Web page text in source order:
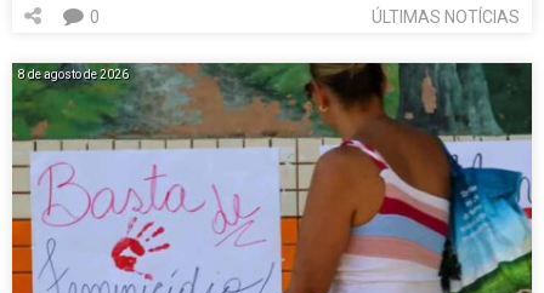
ÚLTIMAS NOTÍCIAS
0
8 de agosto de 2026